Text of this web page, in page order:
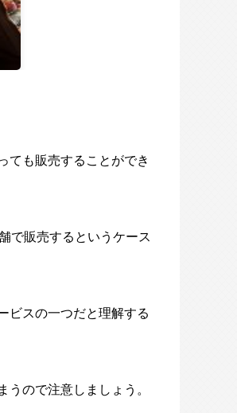
ても販売することができ
で販売するというケース
ビスの一つだと理解する
ので注意しましょう。